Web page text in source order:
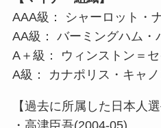
AAA級： シャーロット・
AA級： バーミングハム・
A＋級： ウィンストン＝
A級： カナポリス・キャ
【過去に所属した日本人選
・高津臣吾(2004-05)